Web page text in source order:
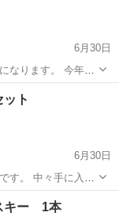
6月30日
ります。 今年産
らいのサイズで
い合わせ下さい。
ト
6月30日
に入れ
です
キー 1本